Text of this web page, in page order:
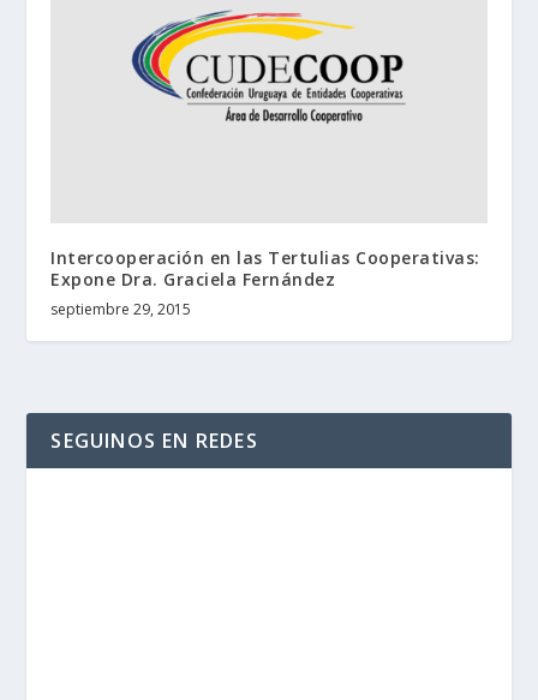
Intercooperación en las Tertulias Cooperativas:
Expone Dra. Graciela Fernández
septiembre 29, 2015
SEGUINOS EN REDES